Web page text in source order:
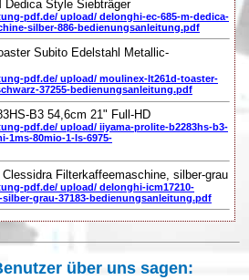
Dedica Style Siebträger
pdf.de/ upload/ delonghi-ec-685-m-dedica-
silber-886-bedienungsanleitung.pdf
Subito Edelstahl Metallic-
pdf.de/ upload/ moulinex-lt261d-toaster-
37255-bedienungsanleitung.pdf
B3 54,6cm 21" Full-HD
pdf.de/ upload/ iiyama-prolite-b2283hs-b3-
1ms-80mio-1-ls-6975-
Filterkaffeemaschine, silber-grau
pdf.de/ upload/ delonghi-icm17210-
grau-37183-bedienungsanleitung.pdf
über uns sagen: